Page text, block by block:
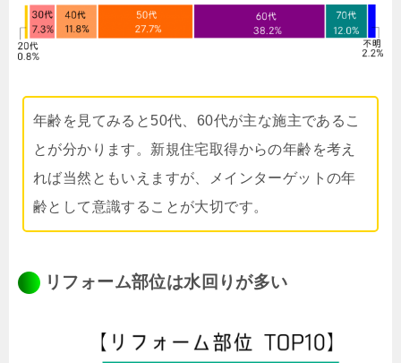
年齢を見てみると50代、60代が主な施主であるこ
とが分かります。新規住宅取得からの年齢を考え
れば当然ともいえますが、メインターゲットの年
齢として意識することが大切です。
リフォーム部位は水回りが多い